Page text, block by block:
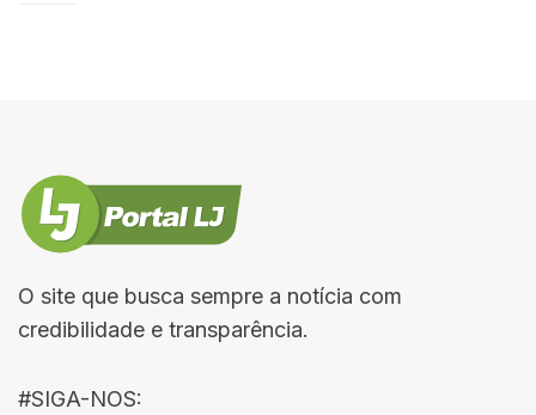
O site que busca sempre a notícia com
credibilidade e transparência.
#SIGA-NOS: